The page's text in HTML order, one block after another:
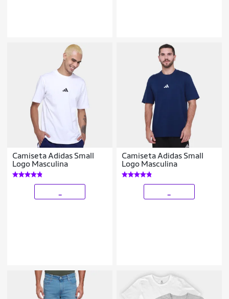
Camiseta Adidas Small
Logo Masculina
Camiseta Adidas Small
Logo Masculina